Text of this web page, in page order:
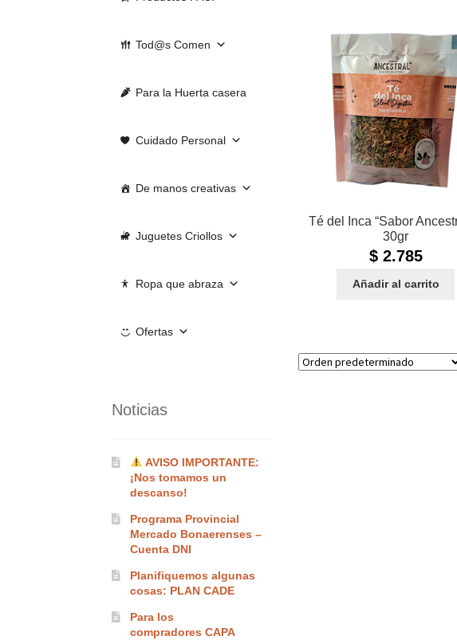
Té del Inca “Sabor
30gr
$2.785
Añadir al carrito
Tod@s Comen
Para la Huerta casera
Cuidado Personal
De manos creativas
Juguetes Criollos
Ropa que abraza
Ofertas
Noticias
AVISO IMPORTANTE:
¡Nos tomamos un
descanso!
Programa Provincial
Mercado Bonaerenses –
Cuenta DNI
Planifiquemos algunas
cosas: PLAN CADE
Para los
compradores CAPA